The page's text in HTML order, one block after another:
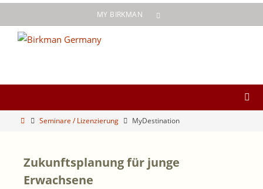
Inhalt
springen
MY BIRKMAN
StartSeminare / Lizenzierung MyDestination
Zukunftsplanung für junge
Erwachsene